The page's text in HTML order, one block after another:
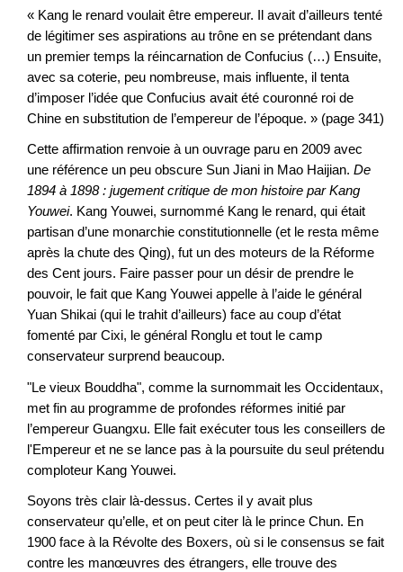
« Kang le renard voulait être empereur. Il avait d’ailleurs tenté
de légitimer ses aspirations au trône en se prétendant dans
un premier temps la réincarnation de Confucius (…) Ensuite,
avec sa coterie, peu nombreuse, mais influente, il tenta
d’imposer l’idée que Confucius avait été couronné roi de
Chine en substitution de l’empereur de l’époque. » (page 341)
Cette affirmation renvoie à un ouvrage paru en 2009 avec
une référence un peu obscure Sun Jiani in Mao Haijian. De
1894 à 1898 : jugement critique de mon histoire par Kang
Youwei. Kang Youwei, surnommé Kang le renard, qui était
partisan d’une monarchie constitutionnelle (et le resta même
après la chute des Qing), fut un des moteurs de la Réforme
des Cent jours. Faire passer pour un désir de prendre le
pouvoir, le fait que Kang Youwei appelle à l’aide le général
Yuan Shikai (qui le trahit d’ailleurs) face au coup d’état
fomenté par Cixi, le général Ronglu et tout le camp
conservateur surprend beaucoup.
"Le vieux Bouddha", comme la surnommait les Occidentaux,
met fin au programme de profondes réformes initié par
l’empereur Guangxu. Elle fait exécuter tous les conseillers de
l'Empereur et ne se lance pas à la poursuite du seul prétendu
comploteur Kang Youwei.
Soyons très clair là-dessus. Certes il y avait plus
conservateur qu’elle, et on peut citer là le prince Chun. En
1900 face à la Révolte des Boxers, où si le consensus se fait
contre les manœuvres des étrangers, elle trouve des